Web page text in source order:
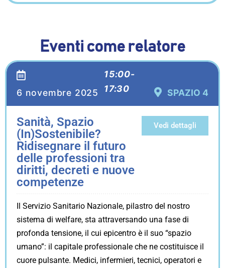
Eventi come relatore
6 novembre 2025
15:00-
17:30
SPAZIO 4
Sanità, Spazio
(In)Sostenibile?
Ridisegnare il futuro
delle professioni tra
diritti, decreti e nuove
competenze
Vedi dettagli
Il Servizio Sanitario Nazionale, pilastro del nostro
sistema di welfare, sta attraversando una fase di
profonda tensione, il cui epicentro è il suo “spazio
umano”: il capitale professionale che ne costituisce il
cuore pulsante. Medici, infermieri, tecnici, operatori e